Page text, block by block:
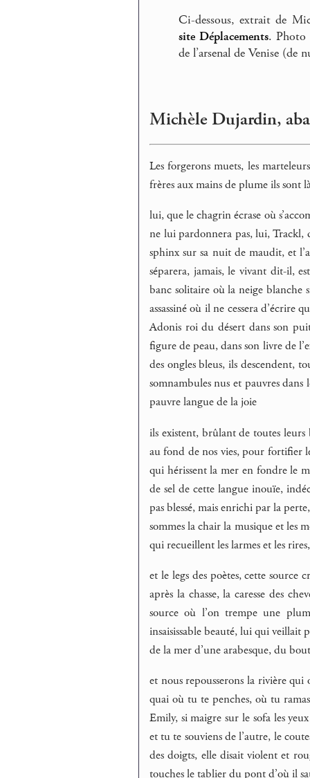
Ci-dessous, extrait de
site Déplacements. Photo
de l’arsenal de Venise (de
Michèle Dujardin,
Les forgerons muets, les
frères aux mains de plume ils sont
lui, que le chagrin écrase où
ne lui pardonnera pas, lui, Trackl,
sphinx sur sa nuit de maudit, et
séparera, jamais, le vivant dit-il,
banc solitaire où la neige blanche
assassiné où il ne cessera d’écrire
Adonis roi du désert dans son
figure de peau, dans son livre de
des ongles bleus, ils descendent,
somnambules nus et pauvres
pauvre langue de la joie
ils existent, brûlant de toutes leurs
au fond de nos vies, pour fortifier
qui hérissent la mer en fondre le
de sel de cette langue inouïe,
pas blessé, mais enrichi par la
sommes la chair la musique et les
qui recueillent les larmes et les
et le legs des poètes, cette source
après la chasse, la caresse des
source où l’on trempe une
insaisissable beauté, lui qui veillait
de la mer d’une arabesque, du
et nous repousserons la rivière qui
quai où tu te penches, où tu
Emily, si maigre sur le sofa les
et tu te souviens de l’autre, le
des doigts, elle disait violent et
touches le tablier du pont d’où il